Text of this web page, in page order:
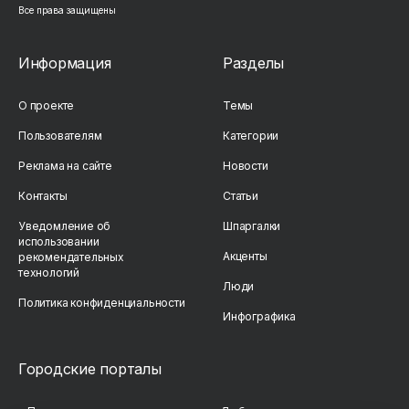
Все права защищены
Информация
О проекте
Пользователям
Реклама на сайте
Контакты
Уведомление об
использовании
рекомендательных
технологий
Политика конфиденциальности
Разделы
Темы
Категории
Новости
Статьи
Шпаргалки
Акценты
Люди
Инфографика
Городские порталы